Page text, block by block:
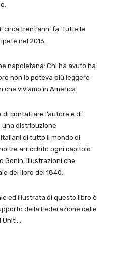
trent’anni fa. Tutte le
nel 2013.
napoletana: Chi ha avuto ha
non lo poteva più leggere
che viviamo in America.
di contattare l’autore e di
distribuzione
di tutto il mondo di
arricchito ogni capitolo
Gonin, illustrazioni che
del libro del 1840.
ed illustrata di questo libro è
della Federazione delle
Uniti…